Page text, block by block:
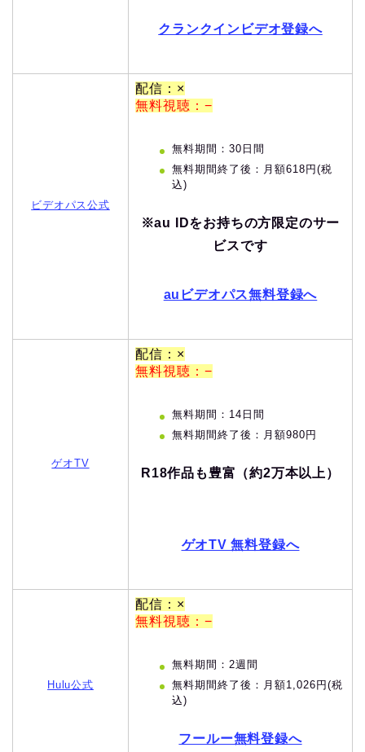
クランクインビデオ登録へ
ビデオパス公式
配信：×
無料視聴：−
無料期間：30日間
無料期間終了後：月額618円(税
込)
※au IDをお持ちの方限定のサー
ビスです
auビデオパス無料登録へ
ゲオTV
配信：×
無料視聴：−
無料期間：14日間
無料期間終了後：月額980円
R18作品も豊富（約2万本以上）
ゲオTV 無料登録へ
Hulu公式
配信：×
無料視聴：−
無料期間：2週間
無料期間終了後：月額1,026円(税
込)
フールー無料登録へ